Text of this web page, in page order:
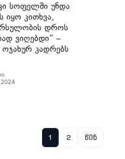
სოფელში უნდა
იყო კითხვა,
დროს
ვიღებდი“ –
ოჯახურ კადრებს
1 2 წინ